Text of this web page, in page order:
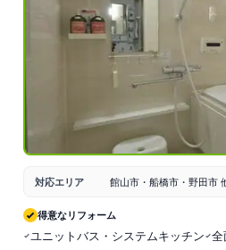
対応エリア 館山市・船橋市・野田市
得意なリフォーム
ユニットバス・システムキッチン 全